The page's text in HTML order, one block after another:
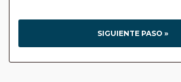
SIGUIENTE PASO »